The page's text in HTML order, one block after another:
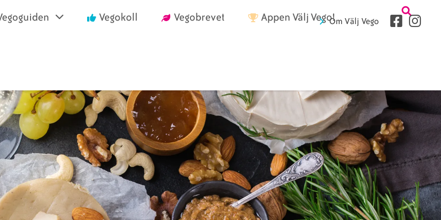
Vegokoll Vegobrevet Appen Välj Vego!Sociala
Om Välj Vego
recept Vegansk mat i airfryer
vego Handla vego
konsumentlistor Vanliga frågor
certifieringar